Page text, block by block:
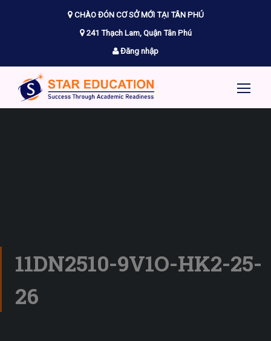
CHÀO ĐÓN CƠ SỞ MỚI TẠI TÂN PHÚ
241 Thạch Lam, Quận Tân Phú
Đăng nhập
11DN2510-9V1O-HK2-25-
26